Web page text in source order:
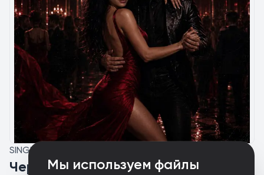
Мы используем файлы
SINGLE
Через Танец